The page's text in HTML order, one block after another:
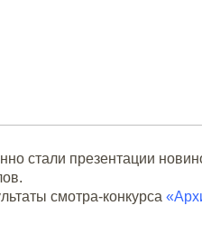
стали презентации
смотра-конкурса